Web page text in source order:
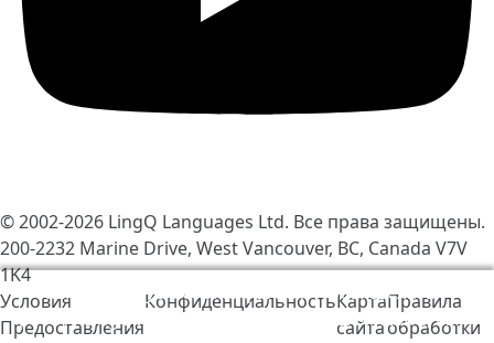
Мы используем cookie-файлы, чтобы сделать
работу LingQ лучше. Находясь на нашем сайте, вы
© 2002-2026 LingQ Languages Ltd. Все права защищены.
200-2232 Marine Drive, West Vancouver, BC, Canada V7V
1K4
Условия
Предоставления
КонфиденциальностьКарта
сайта
Правила
обработки